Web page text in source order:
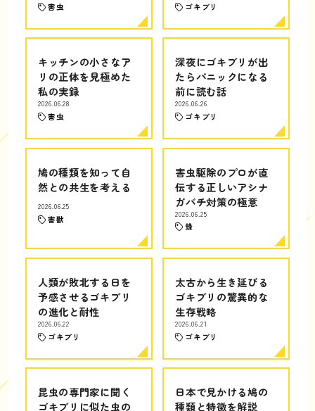
害虫 ゴキブリ
キッチンの小さなア
リの正体を見極めた
私の実録
2026.06.28
害虫
深夜にゴキブリが出
たらパニックになる
前に読む話
2026.06.26
ゴキブリ
鳩の種類を知って自
然との共生を考える
2026.06.25
害獣
害虫駆除のプロが直
伝する正しいアシナ
ガバチ対策の極意
2026.06.25
蜂
人類が敗北する日を
予感させるゴキブリ
の進化と耐性
2026.06.22
ゴキブリ
太古から生き延びる
ゴキブリの驚異的な
生存戦略
2026.06.21
ゴキブリ
昆虫の専門家に聞く
ゴキブリに似た虫の
日本で見かける鳩の
種類と特徴を解説